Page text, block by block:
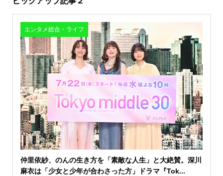
エンタメ総合・ライフ
仲里依紗、のんの生き方を「素敵な人生」と大絶賛。深川
麻衣は「少女と少年が合わさった方」ドラマ『Tok...